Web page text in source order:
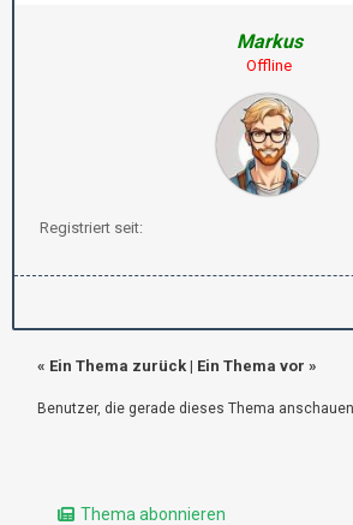
Markus
Offline
Registriert seit:
« Ein Thema zurück | Ein Thema vor »
Benutzer, die gerade dieses Thema
Thema abonnieren